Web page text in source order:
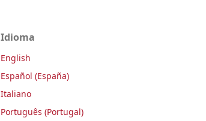
Idioma
English
Español (España)
Italiano
Português (Portugal)